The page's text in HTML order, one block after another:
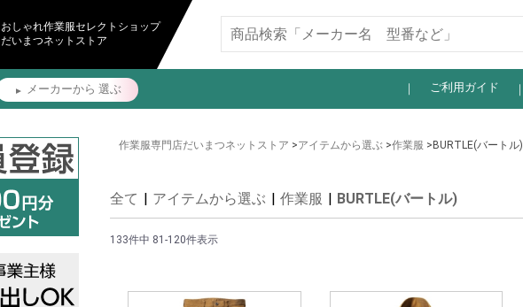
おしゃれ作業服セレクトショップ
だいまつネットストア
メーカーから 選ぶ ご利用ガイド
11,000円以上送料無料
作業服専門店だいまつネットストア >アイテムから選ぶ >作業服 >BURTLE(バートル)
全て | アイテムから選ぶ | 作業服 | BURTLE(バートル)
133件中 81-120件表示